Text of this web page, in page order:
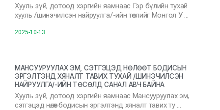
Хууль зүй, дотоод хэргийн яамнаас Гэр бүлийн тухай
хууль /шинэчилсэн найруулга/-ийн төслийг Монгол У …
2025-10-13
МАНСУУРУУЛАХ ЭМ, СЭТГЭЦЭД НӨЛӨӨТ БОДИСЫН
ЭРГЭЛТЭНД ХЯНАЛТ ТАВИХ ТУХАЙ /ШИНЭЧИЛСЭН
НАЙРУУЛГА/-ИЙН ТӨСӨЛД САНАЛ АВЧ БАЙНА
Хууль зүй, дотоод хэргийн яамнаас Мансууруулах эм,
сэтгэцэд нөлөөт бодисын эргэлтэнд хяналт тавих ту …